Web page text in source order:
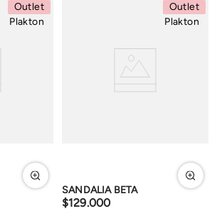
Outlet
Plakton
Outlet
Plakton
SANDALIA BETA
$129.000